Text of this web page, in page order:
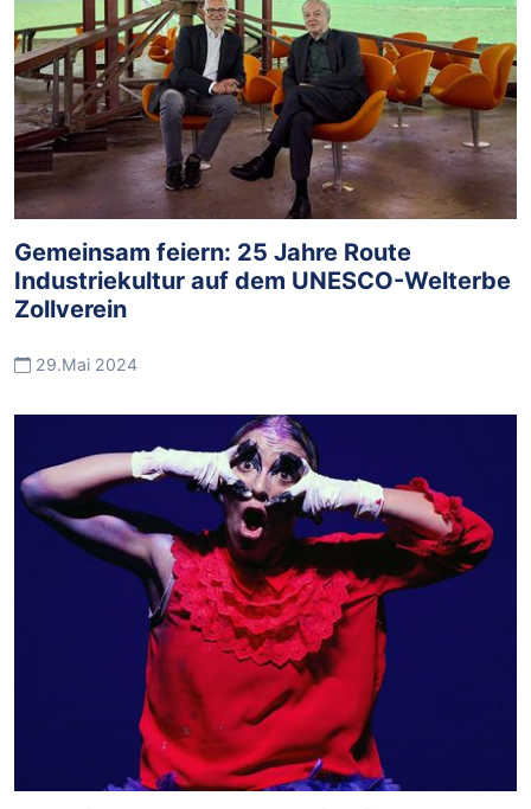
Gemeinsam feiern: 25 Jahre Route
Industriekultur auf dem UNESCO-Welterbe
Zollverein
29.Mai 2024